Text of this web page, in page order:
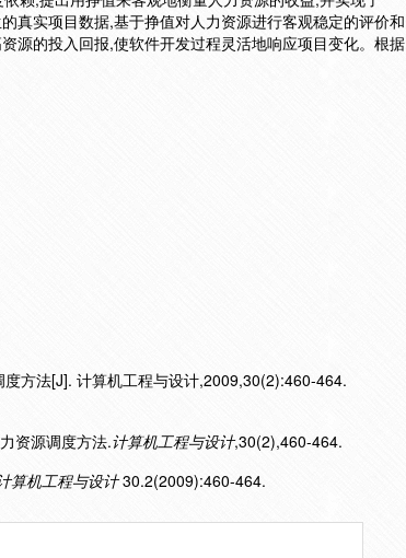
真实项目数据,基于挣值对人力资源进行客观稳定的评价和
源的投入回报,使软件开发过程灵活地响应项目变化。根据
方法[J]. 计算机工程与设计,2009,30(2):460-464.
资源调度方法.计算机工程与设计,30(2),460-464.
算机工程与设计30.2(2009):460-464.